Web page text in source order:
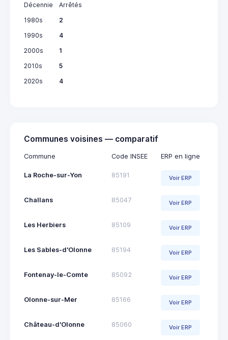
Décennie
Arrêtés
1980s
2
1990s
4
2000s
1
2010s
5
2020s
4
Communes voisines — comparatif
Commune Code INSEE ERP en ligne
La Roche-sur-Yon 85191 Voir ERP
Challans 85047 Voir ERP
Les Herbiers 85109 Voir ERP
Les Sables-d'Olonne 85194 Voir ERP
Fontenay-le-Comte 85092 Voir ERP
Olonne-sur-Mer 85166 Voir ERP
Château-d'Olonne 85060 Voir ERP